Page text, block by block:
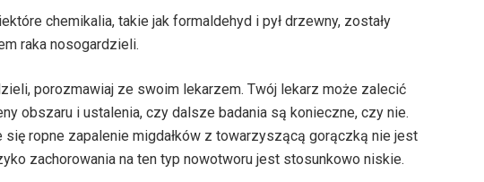
chemikalia, takie jak formaldehyd i pył drzewny, zostały
raka nosogardzieli.
porozmawiaj ze swoim lekarzem. Twój lekarz może zalecić
obszaru i ustalenia, czy dalsze badania są konieczne, czy nie.
się ropne zapalenie migdałków z towarzyszącą gorączką nie jest
zachorowania na ten typ nowotworu jest stosunkowo niskie.